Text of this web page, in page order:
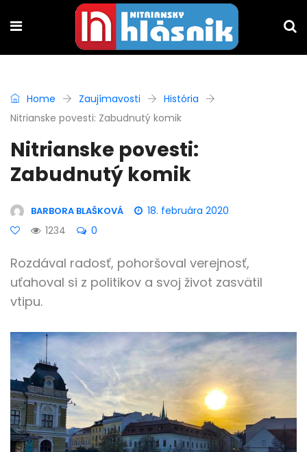
Home Zaujímavosti
História
Nitrianske povesti: Zabudnutý komik
Nitrianske povesti:
Zabudnutý komik
BARBORA BLAŠKOVÁ
18. februára 2020
1234
0
Rozdával radosť, pohoršoval verejnosť,
uťahoval si z politikov a svoj život zasvätil
vtipu.